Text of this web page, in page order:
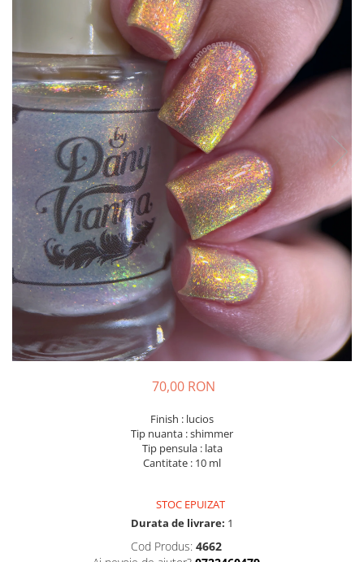
70,00 RON
Finish : lucios
Tip nuanta : shimmer
Tip pensula : lata
Cantitate : 10 ml
STOC EPUIZAT
Durata de livrare: 1
Cod Produs: 4662